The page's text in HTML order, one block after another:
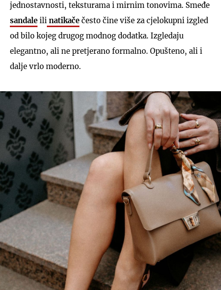
jednostavnosti, teksturama i mirnim tonovima. Smeđe
sandale ili natikače često čine više za cjelokupni izgled
od bilo kojeg drugog modnog dodatka. Izgledaju
elegantno, ali ne pretjerano formalno. Opušteno, ali i
dalje vrlo moderno.